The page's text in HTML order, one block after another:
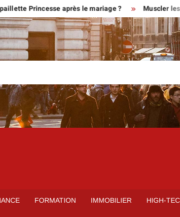
Princesse après le mariage ? Muscler les
FORMATION IMMOBILIER HIGH-